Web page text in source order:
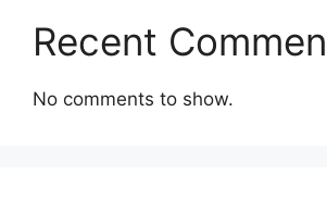
Recent
No comments to show.